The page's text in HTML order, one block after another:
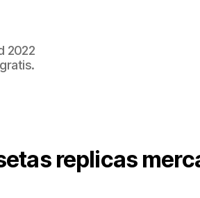
2022
replicas